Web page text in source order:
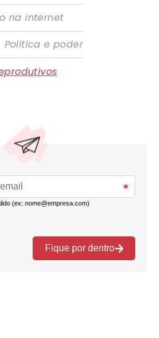
na internet
Política e poder